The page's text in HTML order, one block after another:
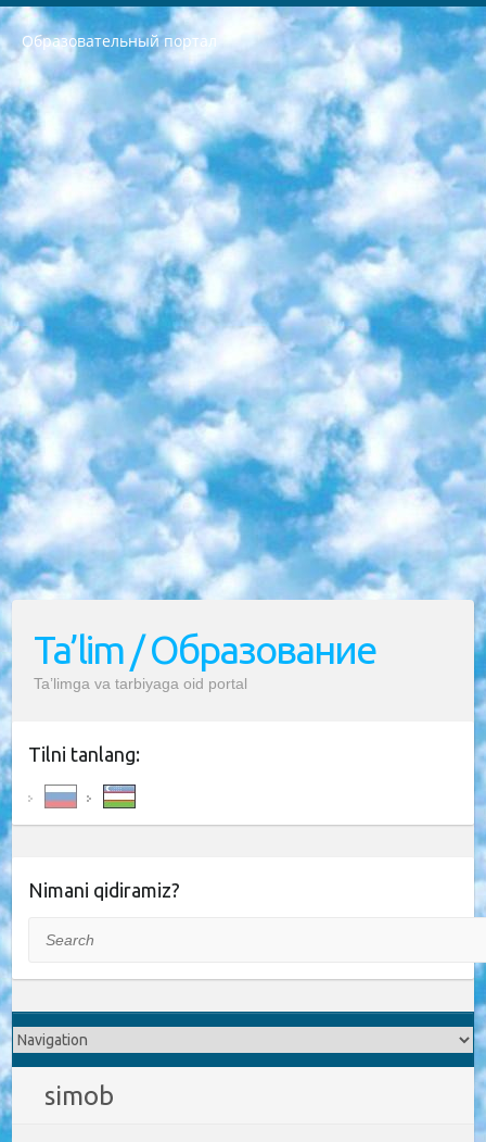
Образовательный портал
РЕСПУБЛИКА УЗБЕКИСТАН МИНИСТРЕРСТВО ДОШКОЛЬНОГО И ШКОЛЬНОГО ОБРАЗОВАНИЯ КОМАНДА в общеобразовательных учреждениях в 2023-2024 учебном году организация и проведение итоговой государственной аттестации обучающихся о Министра дошкольного и школьного образования Республики Узбекистан от 4 марта 2008 года (постановлением Минюста от 20 марта 2008 года № 1778 государственной регистрации) «Итоговое состояние учащихся общего среднего образования на основании положения об утверждении положения об аттестации общего среднего образования выпускной экзамен студентов в образовательных учреждениях в 2023-2024 учебном году В целях организации и прохождения аттестации приказываю: 1. Следующее: перечень предметов, по которым будет проводиться итоговая государственная аттестация и экзамен формы перевода согласно приложению 1; сертификаты международного образца, оценивающие уровень владения иностранными языками перечень согласно приложению 2; 2. Педагогический при специализированных образовательных учреждениях. научно-практический центр квалификации и международной оценки (Д.Давидова) 2024 г. До 25 марта: задания по предметам, по которым будет проводиться итоговая аттестация разработка и утверждение технических условий; итоговая аттестация на основании разработанного предметного задания разработка вопросов по предметам (устно и письменно), экзамен передача; общеобразовательные средние школы и специальные учебные заведения учащиеся выпускных классов школ и интернатов в агентской системе подготовка базы данных экзаменационных материалов и критериев оценки; перевод базы экзаменационных материалов на все языки обучения подать в Республиканский образовательный центр для изготовления; варианты экзаменов на основе разработанных контрольных материалов пусть будут поставлены задачи формирования. 3. Республиканский образовательный центр (Ш.Худайкулов) до 5 апреля 2024 года. до: база данных предоставленных экзаменационных материалов на все языки обучения перевод и экспертиза; для слепых, слабовидящих, глухих, слабослышащих и умственно отсталых детей учащиеся выпускных классов специализированных школ и школ-интернатов база данных экзаменационных материалов на всех преподаваемых языках подготовка критериев оценки; специализированные школы для умственно отсталых детей и технологии для учащихся выпускных классов школ-интернатов разработка соответствующих рекомендаций и критериев проведения ЕГЭ по естествознанию давать задания. 4. Педагогический при специализированных образовательных учреждениях. Научно-практический центр навыков и международной оценки (Д.Давидова), Республика образовательный центр (Худайкулов Ш.) итоговый государственный аттестационный экзамен ориентирован на творческое и логическое мышление при подготовке базы материалов учитывать введение заданий. 5. Следует отметить, что: сертификат государственного образца о знании общеобразовательного предмета и как минимум национальный уровень B1 по предметам на иностранных языках, указанным в Приложении 2. или международно признанный сертификат эквивалентного уровня студенты, изучающие определенный предмет, освобождаются от экзамена; по соответствующим предметам запланирована итоговая государственная аттестация за день до дня, путем жеребьевки Рабочей группой (в письменной форме по предметам, проводимым в форме) из числа сформированных вариантов выбрано 2 варианта; 2 выбранных варианта экзамена анонсированы на официальном сайте министерства и все выпускники по всей стране на основе этих вариантов проводит итоговую государственную аттестацию. 6. Государственное образование учащихся средних общеобразовательных учреждений. знания в соответствии с квалификационными требованиями, которые необходимо приобрести на основании стандартов итоговый (выпускной) контроль для 9 и 11 классов в целях тестирования Экзамены (далее – экзамены) состоят из предметов, перечисленных в приложении 1. будет сделано. 7. Экзамены пройдут с 26 мая по 15 июня 2024 г. (кроме науки физического воспитания). 8. Физическая для учащихся 9 классов общесредних образовательных учреждений. Экзамены по предмету «Образование, квалификация медицина» 1-6 мая 2024 года. сотрудники перевести под присмотр (с отклонениями в физическом или умственном развитии) специализированная школа для детей, школы-интернаты и со сколиозом школы-интернаты санаторного типа для больных детей исключены). 9. Он был слепым, слабовидящим и имел нарушения опорно-двигательного аппарата. экзамены в специализированных школах и интернатах для детей должны проводиться исходя из требований, предъявляемых к общеобразовательным учреждениям (физкультура кроме науки). 10. Специализированная школа для глухих и слабослышащих детей. и экзамены в интернатах и быть реализован в виде письменного теста по математике. 11. Специальность для умственно отсталых детей. Для 9 класса Родной язык и литературное письмо Государственный язык (язык обучения – узбекский). для неклассов) написано Математическое письмо Письменная/устная история Узбекистана Физическое воспитание практично Итоговый контроль Для 11 класса Написание родного языка и литературы (эссе) Математическое письмо Узбекский язык (обучение на узбекском языке) не посещающее общее среднее образование для учреждений)/Образовательное учреждение выбор письменный и устный Иностранный язык письменный/устный Письменная/устная история Узбекистана *По выбору студента:  Химия  Физика  Основы государственного права  География 10 бесплатных образовательных ресурсов - Мы составили подборку онлайн-проектов с интерактивными упражнениями, видеолекциями и статьями. Они помогут вам обрести новые и освежить старые знания бесплатно. 1. «ИНТУИТ» Старейшая образовательная площадка Рунета. Здесь вы найдёте сотни текстовых и видеокурсов на десятки различных тем — от программирования до психологии. Многие курсы подготовлены российскими университетами и крупными международными компаниями вроде Intel и Microsoft. Самостоятельное обучение бесплатное, но желающие могут оплатить услуги персональных наставников. 2. «Смартия» знакомит с актуальными профессиями и подсказывает, как им обучаться. Выбрав заинтересовавшую вас специальность — SMM-специалист, фотограф, веб-дизайнер или другую, — увидите список необходимых для неё умений. Чтобы вы могли освоить их самостоятельно, для каждого умения площадка отображает подборку ссылок на учебные материалы. Хотя «Смартия» ориентируется на русскоязычную аудиторию, часть контента всё же доступна только на английском. 3. «Лекторий Физтеха» Проект Московского физико-технического института (Физтеха). С его помощью вы можете смотреть онлайн серии лекций, записанные на видео в этом вузе. В числе доступных предметов — физика, биология, химия, информационные технологии и другие. К некоторым лекциям администрация ресурса прилагает готовые конспекты, которые можно скачивать в PDF-формате. 4. ITMOcourses Онлайн-площадка Санкт-Петербургского национального исследовательского университета информационных технологий, механики и оптики (ИТМО). Ресурс предоставляет свободный доступ к курсам, разработанным в этом вузе. Каталог материалов разбит на четыре категории: «Оптические системы и технологии», «Приборостроение и робототехника», «Информационные технологии» и «Биотехнологии». Курсы состоят из видеолекций, интерактивных демонстраций и заданий. 5. «КиберЛенинка» Электронная научная библиотека открытого доступа. Каталог площадки регулярно обрастает текстами статей из различных научных изданий. Сгруппированные по журналам и рубрикам публикации можно читать онлайн или скачивать целиком в PDF-формате. Проект нацелен на популяризацию науки за счёт открытого доступа к качественной информации. 6. «ПостНаука» На этом ресурсе публикуют подборки видеолекций, составленные экспертами из разных отраслей и объединённые общими темами. Среди них, к примеру, есть серии «Биоинформатика и геномика», «Культура средневековой Скандинавии» и Cinema Studies о теории кино. Каждая подборка лекций — логически связанная история, рассказанная экспертом от первого лица. Кроме того, на сайте появляются научно-образовательные статьи и тесты на разные темы. 7. «Newочём» Команда проекта «Newочём» отбирает самые интересные тексты из англоязычных СМИ и переводит те из них, за которые голосуют участники сообщества «ВКонтакте». По большей части это научно-популярные статьи. Редакторы придумывают лишь заголовки, в остальном содержание переводов соответствует оригиналам. Полные тексты можно читать прямо в социальной сети. 8. InternetUrok Онлайн-база материалов по основным дисциплинам школьной программы. Информация на сайте структурирована по классам, предметам и темам (урокам). Каждый урок состоит из видеолекций и конспектов. Есть также интерактивные тренажёры и тесты для закрепления пройденного материала. Даже если вы давно окончили школу, возможность повторить программу старших классов всегда может пригодиться. 9. Edutainme Ещё один ресурс об образовании. В отличие от Newtonew, как мне кажется, Edutainme больше ориентируется на представителей индустрии: педагогов, предпринимателей, разработчиков образовательных проектов. Но и любой, кто просто стремится к саморазвитию, найдёт на сайте много полезного и интересного для себя. Например, информацию о новых курсах и образовательных сервисах. 10. Newtonew Онлайн-медиа об образовании и обучении в широком смысле. Авторы Newtonew пишут об инструментах, заведениях, тактиках и стратегиях, которые помогают учить других и получать новые знания самостоятельно. На этой площадке вы найдёте новости, обзоры, аналитические мат
Ta’lim / Образование
Ta’limga va tarbiyaga oid portal
Tilni tanlang:
Nimani qidiramiz?
simob